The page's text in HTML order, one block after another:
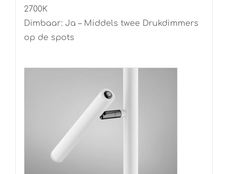
2700K
Dimbaar: Ja – Middels twee Drukdimmers
op de spots